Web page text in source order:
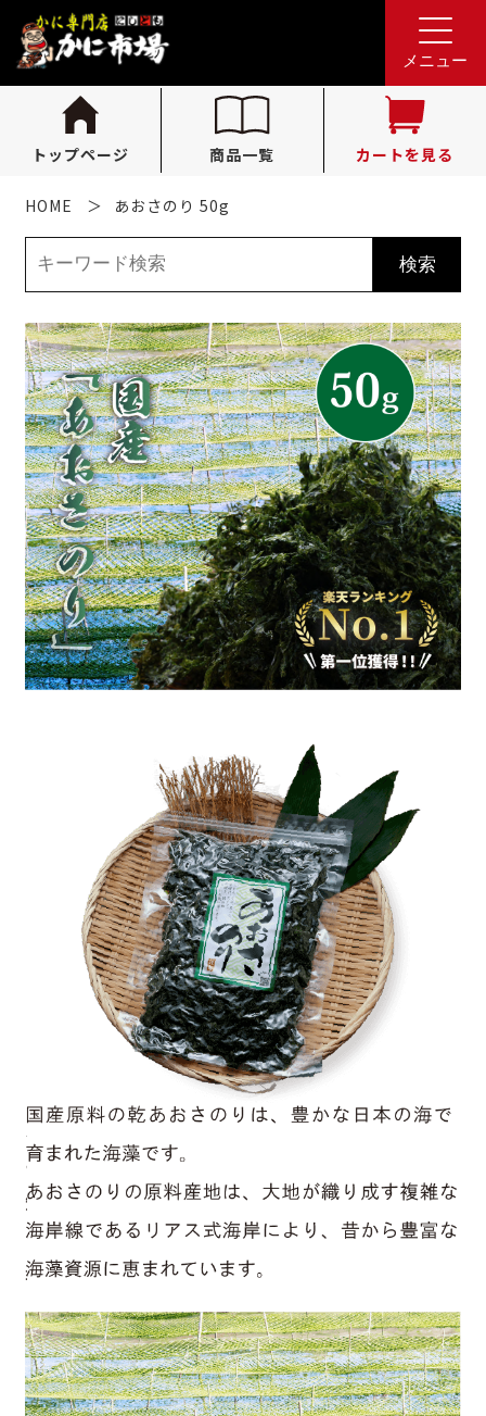
メニュー
トップページ 商品一覧 カートを見る
れんが亭へのお問い合わせ
tel.0796-36-1341
（受付時間 10:00〜16:00）
HOME あおさのり 50g